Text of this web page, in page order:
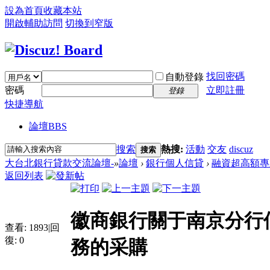
設為首頁收藏本站
開啟輔助訪問 切換到窄版
自動登錄 找回密碼
密碼
登錄
立即註冊
快捷導航
論壇BBS
搜索 搜索 熱搜: 活動 交友 discuz
大台北銀行貸款交流論壇-»論壇 › 銀行個人信貸 › 融資超高額
返回列表
查看: 1893|回
復: 0
徽商銀行關于南京分
務的采購